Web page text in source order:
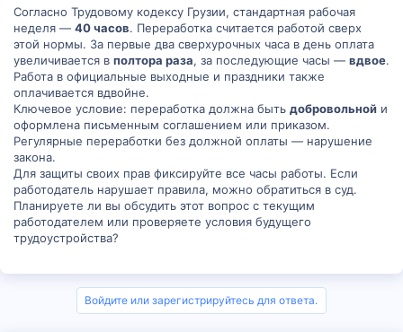
Обычно выходной день приходится на субботу и воскресенье.
Однако есть определенные исключения и отрасли, где могут
быть другие графики работы и выходные дни. Эти вопросы часто
урегулированы в трудовом контракте или коллективном
договоре.
4. Баланс работы и личной жизни: Баланс работы и личной
жизни играет важную роль в общем благополучии работников.
Желательно найти оптимальный баланс и установить четкие
границы между работой и личной жизнью. Это может включать
планирование свободного времени, использование отпусков и
гибкого рабочего времени, если возможно.
Важно отметить, что эта информация представляет основные
принципы трудового права в Грузии, но каждая ситуация может
иметь свои особенности. Рекомендуется уточнять конкретные
требования и детали в соответствующих законодательных актах
Надеюсь, что эта информация будет полезной для вас в
Согласно Трудовому кодексу Грузии, стандартная рабочая
неделя — 40 часов. Переработка считается работой сверх
этой нормы. За первые два сверхурочных часа в день оплата
увеличивается в полтора раза, за последующие часы — вдвое.
Работа в официальные выходные и праздники также
оплачивается вдвойне.
Ключевое условие: переработка должна быть добровольной и
оформлена письменным соглашением или приказом.
Регулярные переработки без должной оплаты — нарушение
закона.
Для защиты своих прав фиксируйте все часы работы. Если
работодатель нарушает правила, можно обратиться в суд.
Планируете ли вы обсудить этот вопрос с текущим
работодателем или проверяете условия будущего
трудоустройства?
Войдите или зарегистрируйтесь для ответа.